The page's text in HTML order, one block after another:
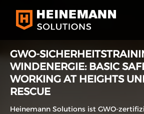
GWO-
WINDENERGIE: BASIC
WORKING AT HEIGHTS
RESCUE
Heinemann Solutions ist GWO-